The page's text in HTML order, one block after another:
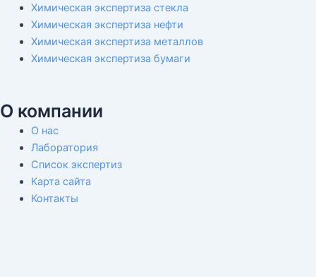
Химическая экспертиза стекла
Химическая экспертиза нефти
Химическая экспертиза металлов
Химическая экспертиза бумаги
О компании
О нас
Лаборатория
Список экспертиз
Карта сайта
Контакты